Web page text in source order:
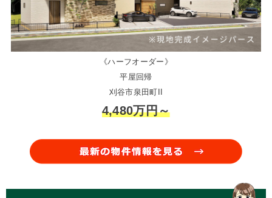
《ハーフオーダー》
平屋回帰
刈谷市泉田町II
4,480万円～